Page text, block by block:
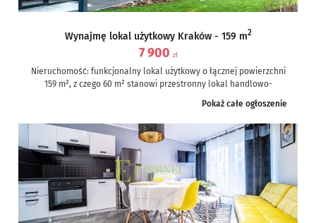
Wynajmę lokal użytkowy Kraków - 159 m2
7 900 zł
Nieruchomość: funkcjonalny lokal użytkowy o łącznej powierzchni
159 m², z czego 60 m² stanowi przestronny lokal handlowo-
Pokaż całe ogłoszenie